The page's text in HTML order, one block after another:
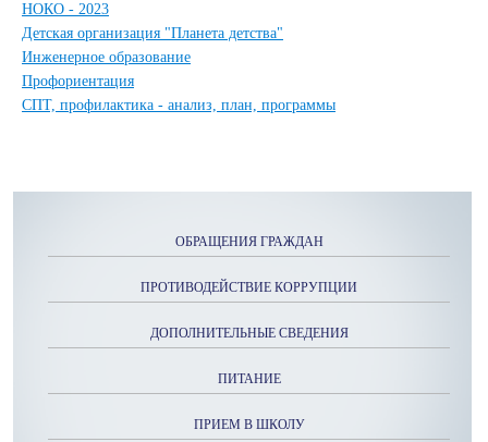
НОКО - 2023
Детская организация "Планета детства"
Инженерное образование
Профориентация
СПТ, профилактика - анализ, план, программы
ОБРАЩЕНИЯ ГРАЖДАН
ПРОТИВОДЕЙСТВИЕ КОРРУПЦИИ
ДОПОЛНИТЕЛЬНЫЕ СВЕДЕНИЯ
ПИТАНИЕ
ПРИЕМ В ШКОЛУ